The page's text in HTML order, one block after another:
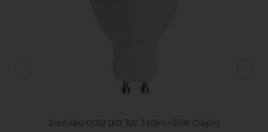
Żarówka GU10 LED 3W 240lm=25W Ciepła